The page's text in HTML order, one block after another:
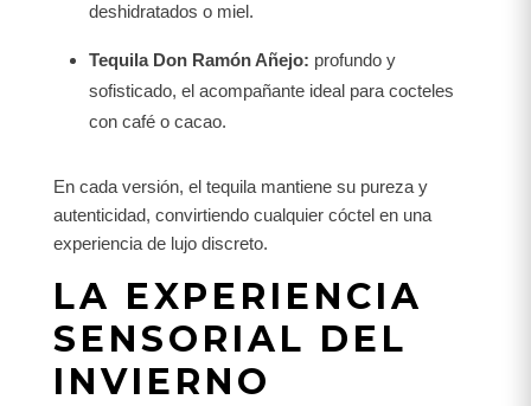
deshidratados o miel.
Tequila Don Ramón Añejo: profundo y
sofisticado, el acompañante ideal para cocteles
con café o cacao.
En cada versión, el tequila mantiene su pureza y
autenticidad, convirtiendo cualquier cóctel en una
experiencia de lujo discreto.
LA EXPERIENCIA
SENSORIAL DEL
INVIERNO